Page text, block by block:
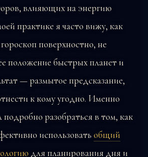
влияющих на энергию
практике я часто вижу, как
поверхностно, не
положение быстрых планет и
— размытое предсказание,
к кому угодно. Именно
разобраться в том, как
использовать общий
для планирования дня и